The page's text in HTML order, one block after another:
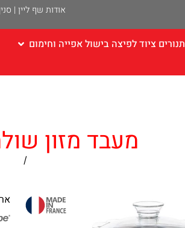
אודות שף ליין | סניף
תנורים ציוד לפיצה בישול אפייה וחימום
מעבד מזון שולחני עם
/